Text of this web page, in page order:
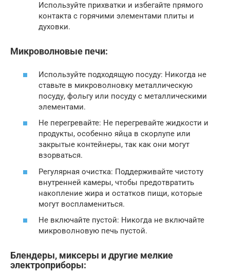
Используйте прихватки и избегайте прямого
контакта с горячими элементами плиты и
духовки.
Микроволновые печи:
Используйте подходящую посуду: Никогда не
ставьте в микроволновку металлическую
посуду, фольгу или посуду с металлическими
элементами.
Не перегревайте: Не перегревайте жидкости и
продукты, особенно яйца в скорлупе или
закрытые контейнеры, так как они могут
взорваться.
Регулярная очистка: Поддерживайте чистоту
внутренней камеры, чтобы предотвратить
накопление жира и остатков пищи, которые
могут воспламениться.
Не включайте пустой: Никогда не включайте
микроволновую печь пустой.
Блендеры, миксеры и другие мелкие
электроприборы: